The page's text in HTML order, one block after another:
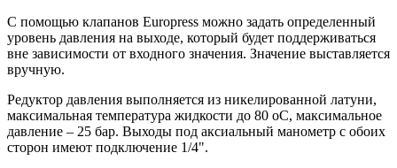
С помощью клапанов Europress можно задать определенный
уровень давления на выходе, который будет поддерживаться
вне зависимости от входного значения. Значение выставляется
вручную.
Редуктор давления выполняется из никелированной латуни,
максимальная температура жидкости до 80 оС, максимальное
давление – 25 бар. Выходы под аксиальный манометр с обоих
сторон имеют подключение 1/4".